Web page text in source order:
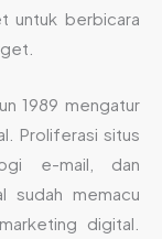
untuk berbicara
1989 mengatur
Proliferasi situs
e-mail, dan
sudah memacu
digital.